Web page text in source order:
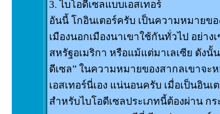
3. ไบโอดีเซลแบบเอสเทอร์
อันนี้ โกอินเตอร์ครับ เป็นความหมายข
เมืองนอกเมืองนาเขาใช้กันทั่วไป อย่าง
สหรัฐอเมริกา หรือแม้แต่มาเลเซีย ดังนั้
ดีเซล” ในความหมายของสากลเขาจะ
เอสเทอร์นี่เอง แน่นอนครับ เมื่อเป็นอิน
สำหรับไบโอดีเซลประเภทนี้ต้องผ่าน ก